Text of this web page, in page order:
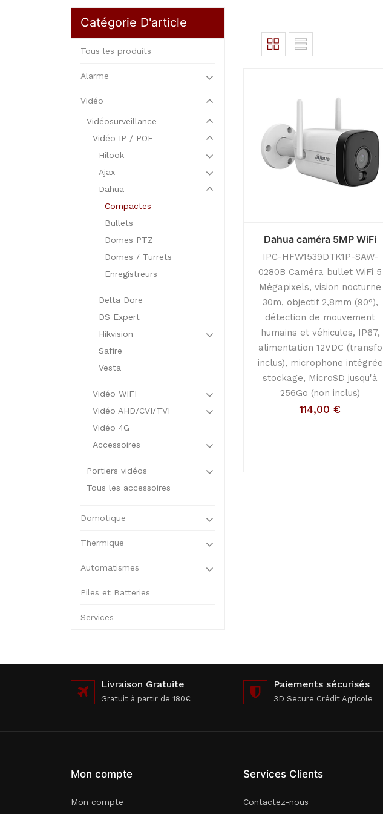
Catégorie D'article
Tous les produits
Alarme
Vidéo
Vidéosurveillance
Vidéo IP / POE
Hilook
Ajax
Dahua
Compactes
Bullets
Domes PTZ
Domes / Turrets
Enregistreurs
Delta Dore
DS Expert
Hikvision
Safire
Vesta
Vidéo WIFI
Vidéo AHD/CVI/TVI
Vidéo 4G
Accessoires
Portiers vidéos
Tous les accessoires
Domotique
Thermique
Automatismes
Piles et Batteries
Services
Dahua caméra 5MP WiFi
IPC-HFW1539DTK1P-SAW-
0280B Caméra bullet WiFi 5
Mégapixels, vision nocturne
30m, objectif 2,8mm (90°),
détection de mouvement
humains et véhicules, IP67,
alimentation 12VDC (transfo
inclus), microphone intégrée
stockage, MicroSD jusqu'à
256Go (non inclus)
114,00 €
Livraison Gratuite
Gratuit à partir de 180€
Paiements sécurisés
3D Secure Crédit Agricole
Mon compte
Mon compte
Services Clients
Contactez-nous